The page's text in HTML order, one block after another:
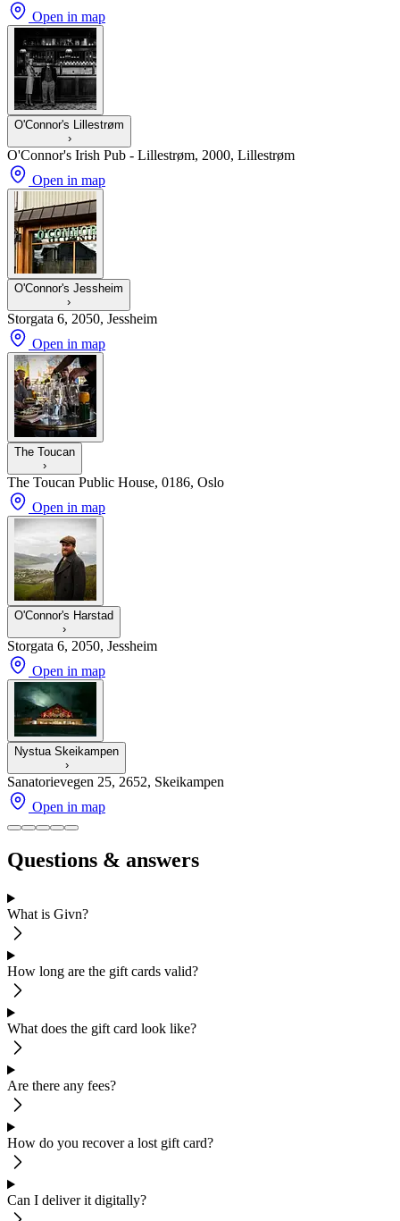
Open in map
O'Connor's Lillestrøm
›
O'Connor's Irish Pub - Lillestrøm, 2000, Lillestrøm
Open in map
O'Connor's Jessheim
›
Storgata 6, 2050, Jessheim
Open in map
The Toucan
›
The Toucan Public House, 0186, Oslo
Open in map
O'Connor's Harstad
›
Storgata 6, 2050, Jessheim
Open in map
Nystua Skeikampen
›
Sanatorievegen 25, 2652, Skeikampen
Open in map
Questions & answers
What is Givn?
How long are the gift cards valid?
What does the gift card look like?
Are there any fees?
How do you recover a lost gift card?
Can I deliver it digitally?